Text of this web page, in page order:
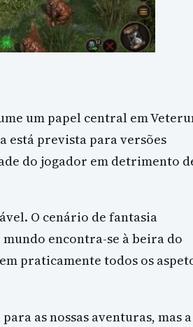
um papel central em
está prevista para versões
do jogador em detrimento
O cenário de fantasia
encontra-se à beira do
praticamente todos os
as nossas aventuras, mas a